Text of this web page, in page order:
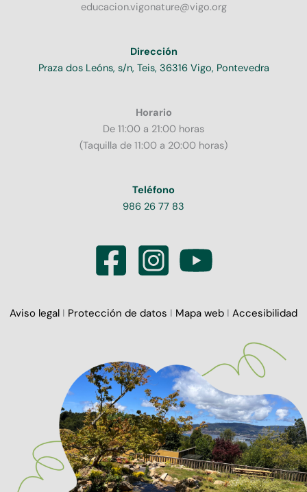
educacion.vigonature@vigo.org
Dirección
Praza dos Leóns, s/n, Teis, 36316 Vigo, Pontevedra
Horario
De 11:00 a 21:00 horas
(Taquilla de 11:00 a 20:00 horas)
Teléfono
986 26 77 83
Aviso legal I Protección de datos I Mapa web I Accesibilidad